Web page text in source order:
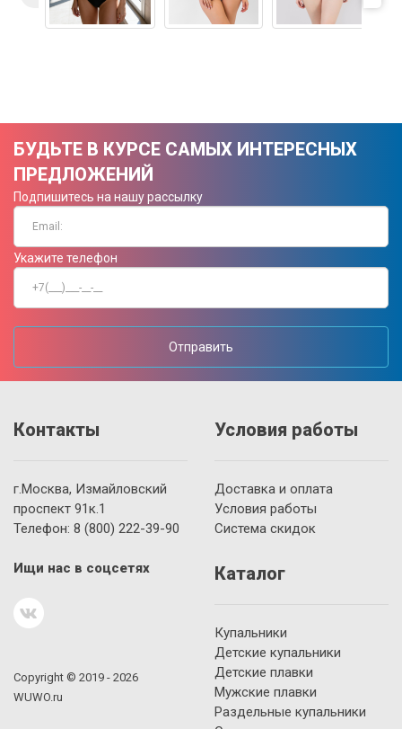
БУДЬТЕ В КУРСЕ САМЫХ ИНТЕРЕСНЫХ
ПРЕДЛОЖЕНИЙ
Подпишитесь на нашу рассылку
Укажите телефон
Отправить
Контакты
г.Москва, Измайловский
проспект 91к.1
Телефон: 8 (800) 222-39-90
Ищи нас в соцсетях
Copyright © 2019 - 2026
WUWO.ru
Условия работы
Доставка и оплата
Условия работы
Система скидок
Каталог
Купальники
Детские купальники
Детские плавки
Мужские плавки
Раздельные купальники